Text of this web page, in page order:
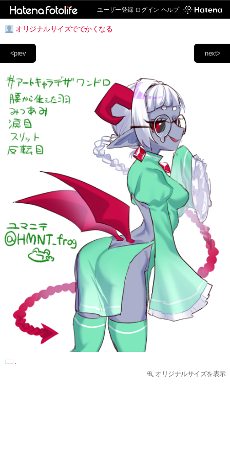
ユーザー登録 ログイン ヘルプ
オリジナルサイズででかくなる
next>
<prev
オリジナルサイズを表示